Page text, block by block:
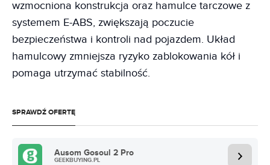
wzmocniona konstrukcja oraz hamulce tarczowe z
systemem E-ABS, zwiększają poczucie
bezpieczeństwa i kontroli nad pojazdem. Układ
hamulcowy zmniejsza ryzyko zablokowania kół i
pomaga utrzymać stabilność.
SPRAWDŹ OFERTĘ
Ausom Gosoul 2 Pro
GEEKBUYING.PL